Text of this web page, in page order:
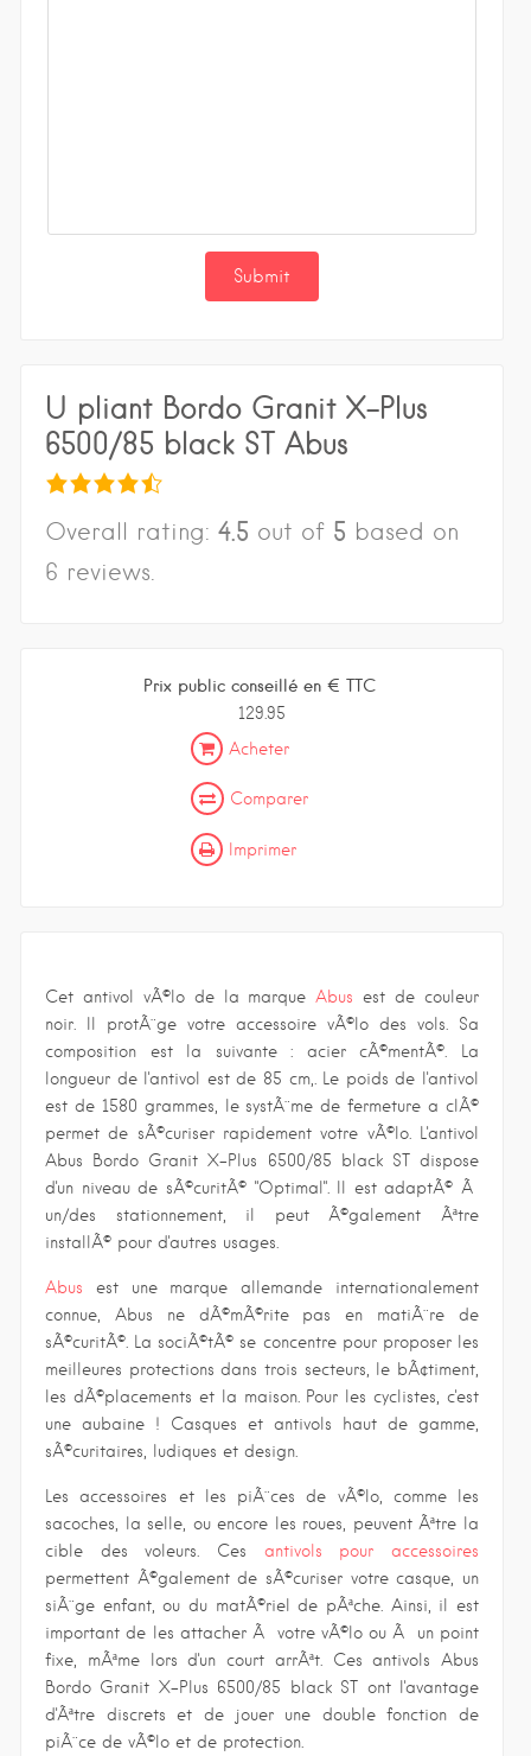
U pliant Bordo Granit X-Plus
6500/85 black ST Abus
Overall rating: 4.5 out of 5 based on
6 reviews.
Prix public conseillé en € TTC
129.95
Acheter
Comparer
Imprimer
Cet antivol vÃ©lo de la marqueAbus est de couleur
noir. Il protÃ¨ge votre accessoire vÃ©lo des vols. Sa
composition est la suivante : acier cÃ©mentÃ©. La
longueur de l'antivol est de 85 cm,. Le poids de l'antivol
est de 1580 grammes, le systÃ¨me de fermeture a clÃ©
permet de sÃ©curiser rapidement votre vÃ©lo. L'antivol
Abus Bordo Granit X-Plus 6500/85 black ST dispose
d'un niveau de sÃ©curitÃ© "Optimal". Il est adaptÃ© Ã
un/des stationnement, il peut Ã©galement Ãªtre
installÃ© pour d'autres usages.
Abus est une marque allemande internationalement
connue, Abus ne dÃ©mÃ©rite pas en matiÃ¨re de
sÃ©curitÃ©. La sociÃ©tÃ© se concentre pour proposer les
meilleures protections dans trois secteurs, le bÃ¢timent,
les dÃ©placements et la maison. Pour les cyclistes, c'est
une aubaine ! Casques et antivols haut de gamme,
sÃ©curitaires, ludiques et design.
Les accessoires et les piÃ¨ces de vÃ©lo, comme les
sacoches, la selle, ou encore les roues, peuvent Ãªtre la
cible des voleurs. Ces antivols pour accessoires
permettent Ã©galement de sÃ©curiser votre casque, un
siÃ¨ge enfant, ou du matÃ©riel de pÃªche. Ainsi, il est
important de les attacher Ã votre vÃ©lo ou Ã un point
fixe, mÃªme lors d'un court arrÃªt. Ces antivols Abus
Bordo Granit X-Plus 6500/85 black ST ont l'avantage
d'Ãªtre discrets et de jouer une double fonction de
piÃ¨ce de vÃ©lo et de protection.